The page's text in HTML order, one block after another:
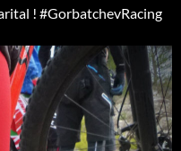
! #GorbatchevRacing